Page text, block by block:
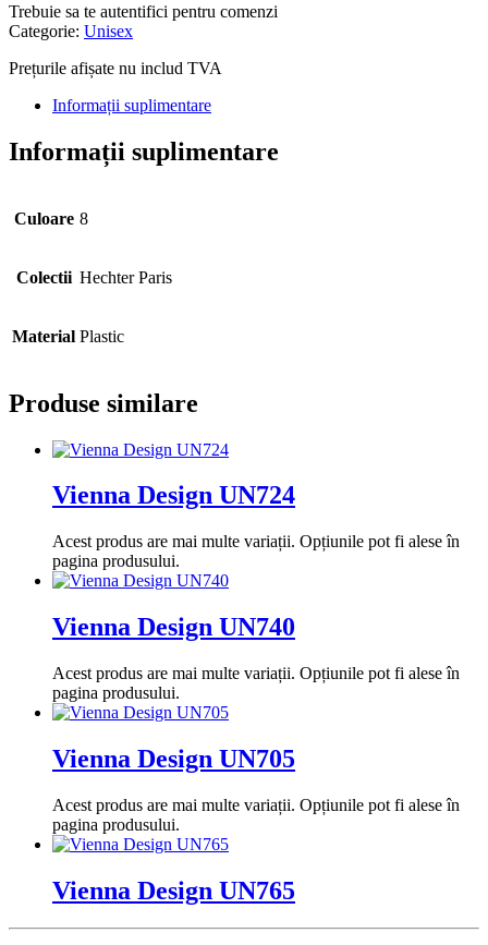
Trebuie sa te autentifici pentru comenzi
Categorie: Unisex
Prețurile afișate nu includ TVA
Informații suplimentare
Informații suplimentare
Culoare 8
Colectii Hechter Paris
Material Plastic
Produse similare
Vienna Design UN724
Acest produs are mai multe variații. Opțiunile pot fi alese în
pagina produsului.
Vienna Design UN740
Acest produs are mai multe variații. Opțiunile pot fi alese în
pagina produsului.
Vienna Design UN705
Acest produs are mai multe variații. Opțiunile pot fi alese în
pagina produsului.
Vienna Design UN765